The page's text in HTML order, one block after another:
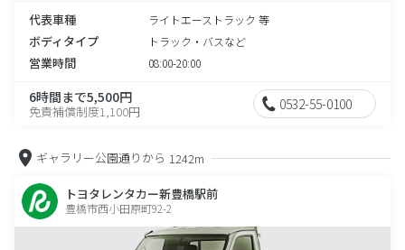
代表車種 ライトエーストラック 等
ボディタイプ トラック・バスなど
営業時間 08:00-20:00
6時間まで5,500円
免責補償制度1,100円 0532-55-0100
ギャラリー公園通りから 1242m
トヨタレンタカー新豊橋駅前
豊橋市西小田原町92-2